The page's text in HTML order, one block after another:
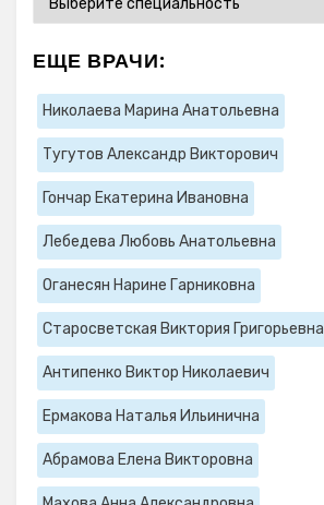
ЕЩЕ ВРАЧИ:
Николаева Марина Анатольевна
Тугутов Александр Викторович
Гончар Екатерина Ивановна
Лебедева Любовь Анатольевна
Оганесян Нарине Гарниковна
Старосветская Виктория Григорьевна
Антипенко Виктор Николаевич
Ермакова Наталья Ильинична
Абрамова Елена Викторовна